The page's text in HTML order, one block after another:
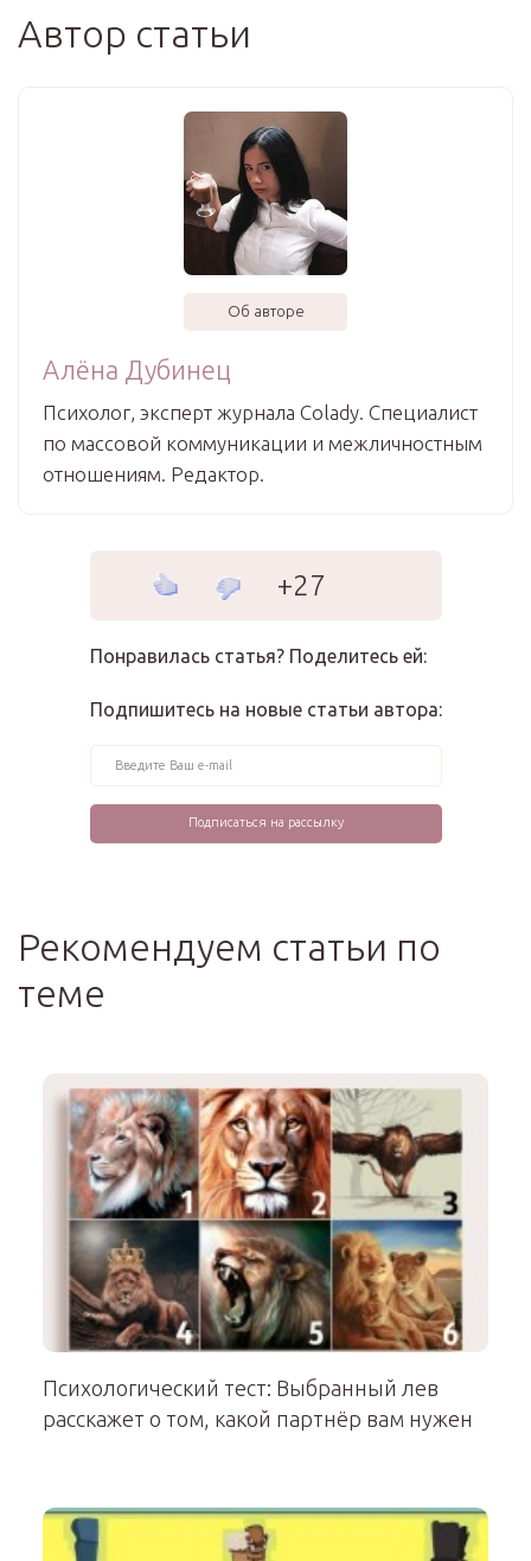
Автор статьи
Об авторе
Алёна Дубинец
Психолог, эксперт журнала Colady. Специалист
по массовой коммуникации и межличностным
отношениям. Редактор.
+27
Понравилась статья? Поделитесь ей:
Подпишитесь на новые статьи автора:
Рекомендуем статьи по
теме
Психологический тест: Выбранный лев
расскажет о том, какой партнёр вам нужен